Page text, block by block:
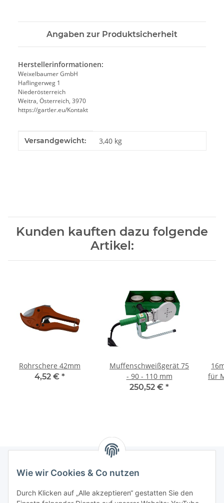
Wie wir Cookies & Co nutzen
Durch Klicken auf „Alle akzeptieren“ gestatten Sie den
Angaben zur Produktsicherheit
Herstellerinformationen:
Weixelbaumer GmbH
Haflingerweg 1
Niederösterreich
Weitra, Österreich, 3970
https://gartler.eu/Kontakt
Produkteigenschaft
Wert
Versandgewicht: 3,40 kg
Kunden kauften dazu folgende
Artikel:
Rohrschere 42mm
4,52 € *
Muffenschweißgerät 75
- 90 - 110 mm
250,52 € *
für